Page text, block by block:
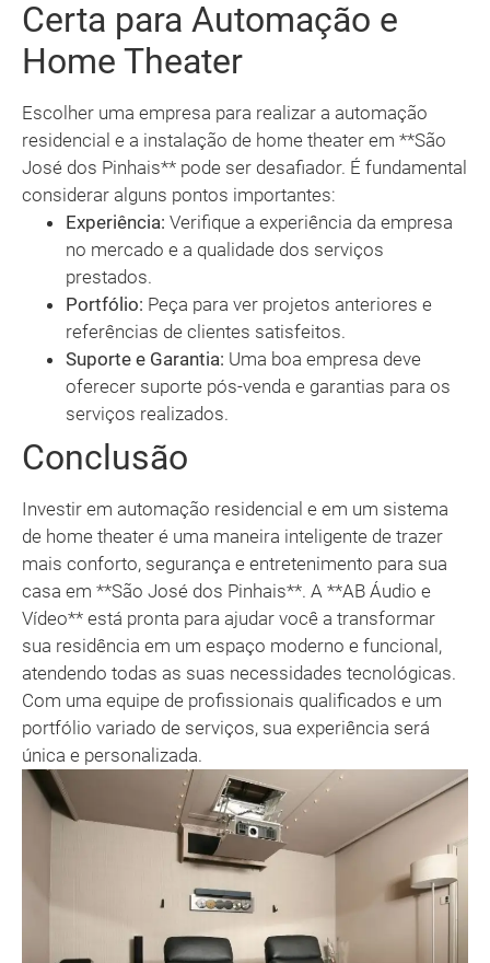
Certa para Automação e
Home Theater
Escolher uma empresa para realizar a automação
residencial e a instalação de home theater em **São
José dos Pinhais** pode ser desafiador. É fundamental
considerar alguns pontos importantes:
Experiência: Verifique a experiência da empresa
no mercado e a qualidade dos serviços
prestados.
Portfólio: Peça para ver projetos anteriores e
referências de clientes satisfeitos.
Suporte e Garantia: Uma boa empresa deve
oferecer suporte pós-venda e garantias para os
serviços realizados.
Conclusão
Investir em automação residencial e em um sistema
de home theater é uma maneira inteligente de trazer
mais conforto, segurança e entretenimento para sua
casa em **São José dos Pinhais**. A **AB Áudio e
Vídeo** está pronta para ajudar você a transformar
sua residência em um espaço moderno e funcional,
atendendo todas as suas necessidades tecnológicas.
Com uma equipe de profissionais qualificados e um
portfólio variado de serviços, sua experiência será
única e personalizada.